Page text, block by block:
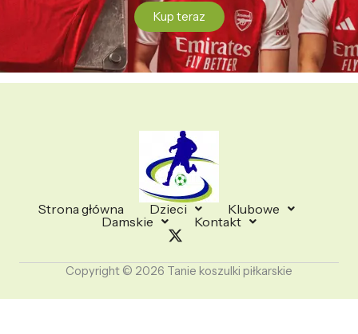
Kup teraz
Strona główna Dzieci
Klubowe
Damskie
Kontakt
Copyright © 2026 Tanie koszulki piłkarskie